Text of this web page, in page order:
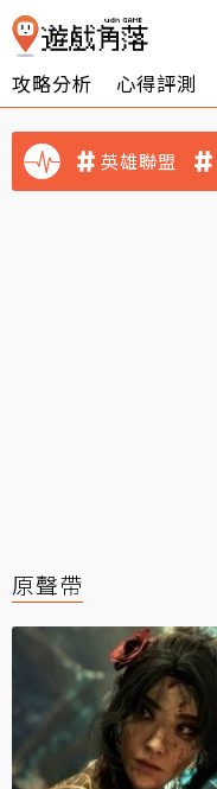
攻略分析 心得評測
英雄聯盟
原聲帶